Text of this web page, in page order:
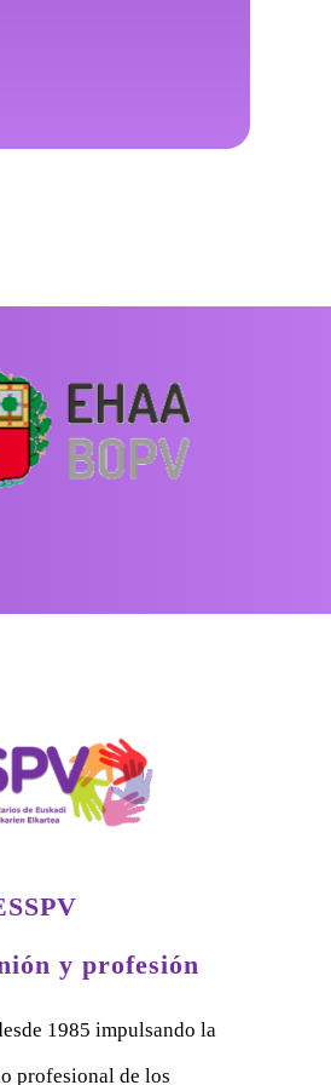
y profesión
1985 impulsando la
profesional de los